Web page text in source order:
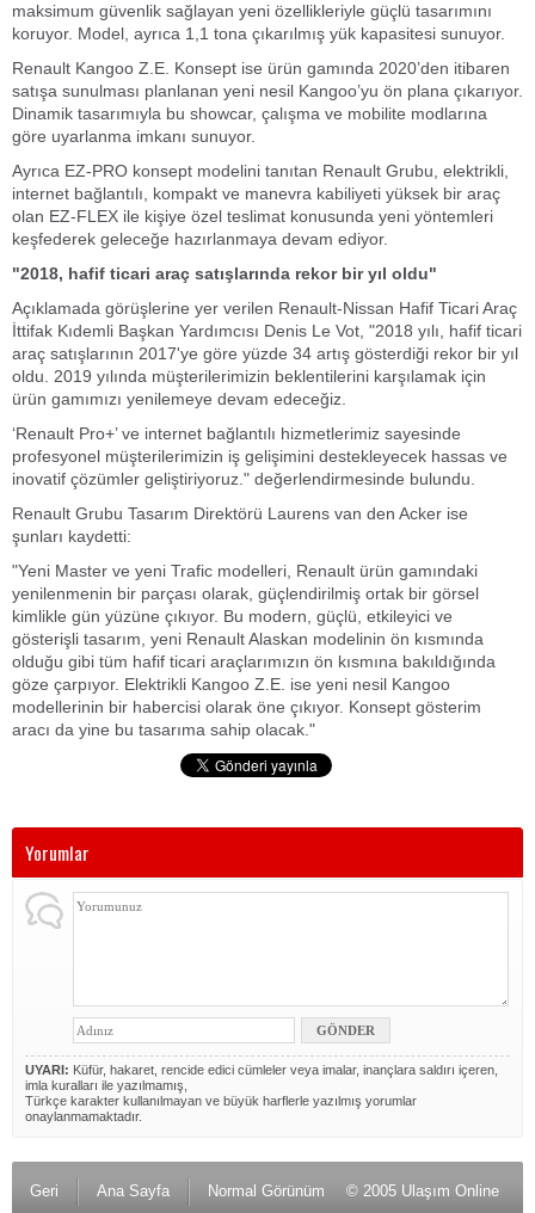
maksimum güvenlik sağlayan yeni özellikleriyle güçlü tasarımını
koruyor. Model, ayrıca 1,1 tona çıkarılmış yük kapasitesi sunuyor.
Renault Kangoo Z.E. Konsept ise ürün gamında 2020’den itibaren
satışa sunulması planlanan yeni nesil Kangoo’yu ön plana çıkarıyor.
Dinamik tasarımıyla bu showcar, çalışma ve mobilite modlarına
göre uyarlanma imkanı sunuyor.
Ayrıca EZ-PRO konsept modelini tanıtan Renault Grubu, elektrikli,
internet bağlantılı, kompakt ve manevra kabiliyeti yüksek bir araç
olan EZ-FLEX ile kişiye özel teslimat konusunda yeni yöntemleri
keşfederek geleceğe hazırlanmaya devam ediyor.
"2018, hafif ticari araç satışlarında rekor bir yıl oldu"
Açıklamada görüşlerine yer verilen Renault-Nissan Hafif Ticari Araç
İttifak Kıdemli Başkan Yardımcısı Denis Le Vot, "2018 yılı, hafif ticari
araç satışlarının 2017'ye göre yüzde 34 artış gösterdiği rekor bir yıl
oldu. 2019 yılında müşterilerimizin beklentilerini karşılamak için
ürün gamımızı yenilemeye devam edeceğiz.
‘Renault Pro+’ ve internet bağlantılı hizmetlerimiz sayesinde
profesyonel müşterilerimizin iş gelişimini destekleyecek hassas ve
inovatif çözümler geliştiriyoruz." değerlendirmesinde bulundu.
Renault Grubu Tasarım Direktörü Laurens van den Acker ise
şunları kaydetti:
"Yeni Master ve yeni Trafic modelleri, Renault ürün gamındaki
yenilenmenin bir parçası olarak, güçlendirilmiş ortak bir görsel
kimlikle gün yüzüne çıkıyor. Bu modern, güçlü, etkileyici ve
gösterişli tasarım, yeni Renault Alaskan modelinin ön kısmında
olduğu gibi tüm hafif ticari araçlarımızın ön kısmına bakıldığında
göze çarpıyor. Elektrikli Kangoo Z.E. ise yeni nesil Kangoo
modellerinin bir habercisi olarak öne çıkıyor. Konsept gösterim
aracı da yine bu tasarıma sahip olacak."
Yorumlar
UYARI: Küfür, hakaret, rencide edici cümleler veya imalar, inançlara saldırı içeren,
imla kuralları ile yazılmamış,
Türkçe karakter kullanılmayan ve büyük harflerle yazılmış yorumlar
onaylanmamaktadır.
Geri Ana Sayfa Normal Görünüm © 2005 Ulaşım Online